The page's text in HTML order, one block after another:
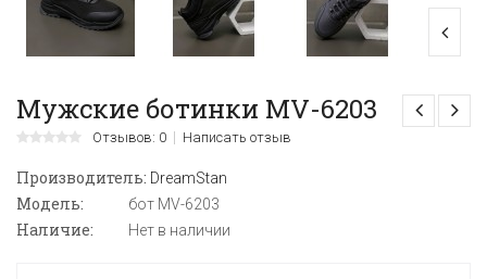
Мужские ботинки MV-6203
Отзывов: 0 Написать отзыв
Производитель: DreamStan
Модель: бот MV-6203
Наличие: Нет в наличии